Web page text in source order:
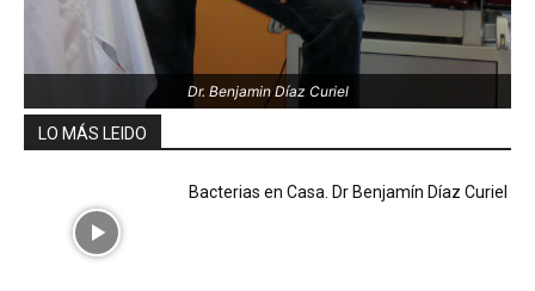
Dr. Benjamin Díaz Curiel
LO MÁS LEIDO
Bacterias en Casa. Dr Benjamín Díaz Curiel